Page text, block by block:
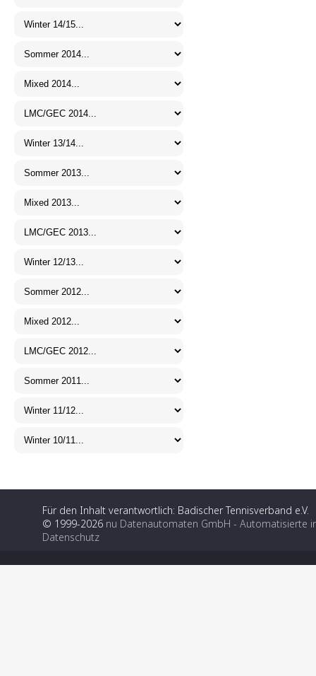
Für den Inhalt verantwortlich: Badischer Tennisverband e.V.
© 1999-2026 nu Datenautomaten GmbH - Automatisierte
Datenschutz